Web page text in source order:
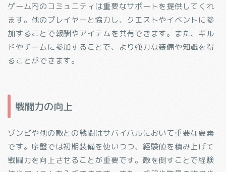
ゲーム内のコミュニティは重要なサポートを提供してくれ
ます。他のプレイヤーと協力し、クエストやイベントに参
加することで報酬やアイテムを共有できます。また、ギル
ドやチームに参加することで、より強力な装備や知識を得
ることができます。
戦闘力の向上
ゾンビや他の敵との戦闘はサバイバルにおいて重要な要素
です。序盤では初期装備を使いつつ、経験値を積み上げて
戦闘力を向上させることが重要です。敵を倒すことで経験